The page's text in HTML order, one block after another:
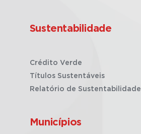
Sustentabilidade
Crédito Verde
Títulos Sustentáveis
Relatório de Sustentabilidade
Municípios